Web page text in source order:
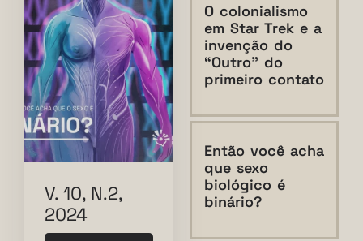
V. 10, N.2,
2024
O colonialismo
em Star Trek e a
invenção do
“Outro” do
primeiro contato
Então você acha
que sexo
biológico é
binário?